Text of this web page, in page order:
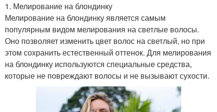
1. Мелирование на блондинку
Мелирование на блондинку является самым
популярным видом мелирования на светлые волосы.
Оно позволяет изменить цвет волос на светлый, но при
этом сохранить естественный оттенок. Для мелирования
на блондинку используются специальные средства,
которые не повреждают волосы и не вызывают сухости.